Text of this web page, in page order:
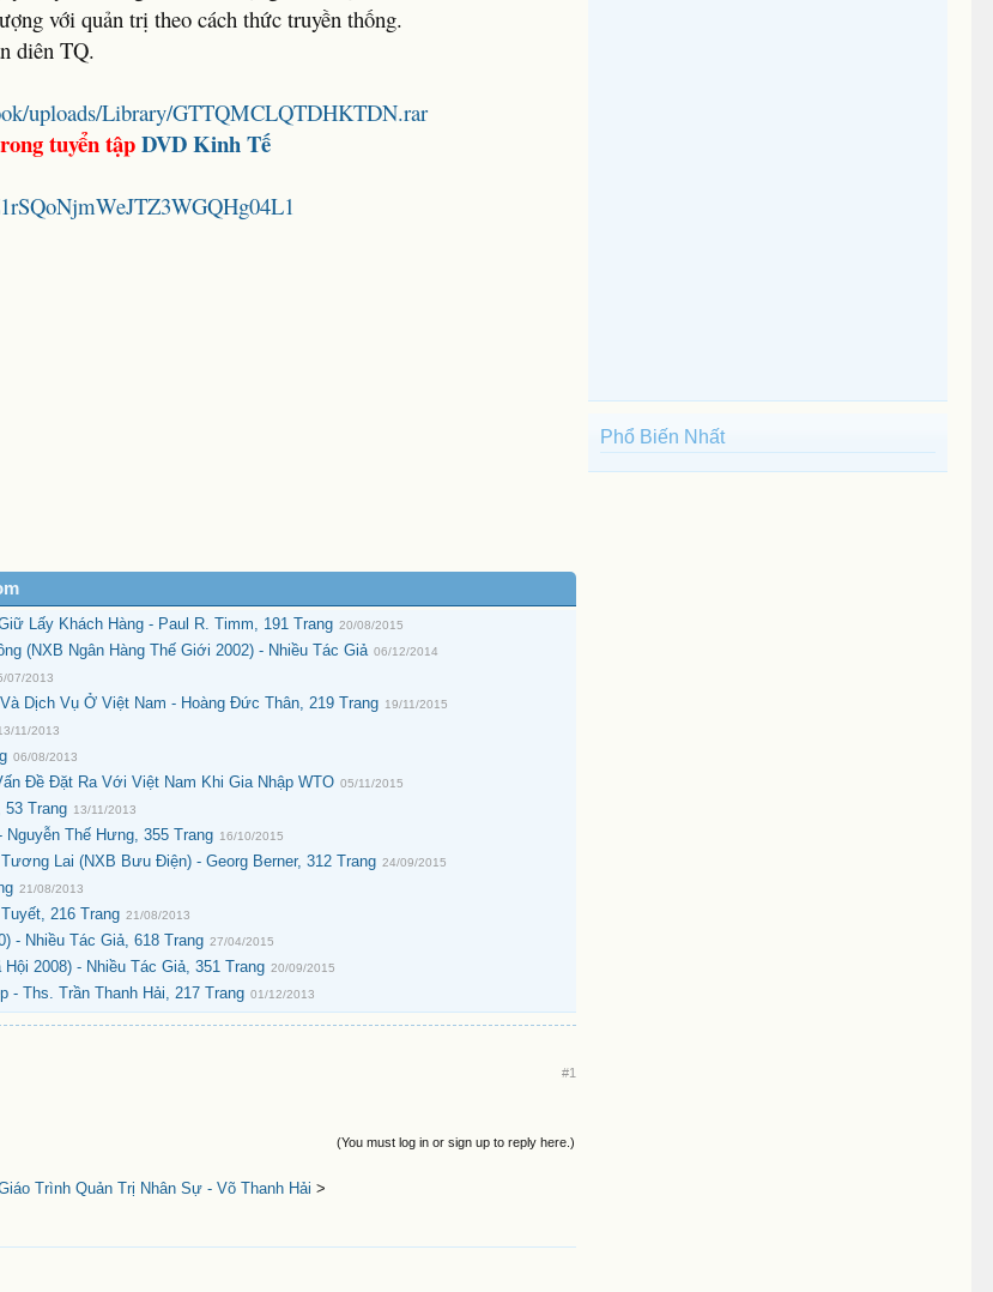
với quản trị theo cách thức truyền thống.
diên TQ.
uploads/Library/GTTQMCLQTDHKTDN.rar
tuyển tậpDVD Kinh Tế
Lấy Khách Hàng - Paul R. Timm, 191 Trang 20/08/2015
(NXB Ngân Hàng Thế Giới 2002) - Nhiều Tác Giả 06/12/2014
07/2013
Dịch Vụ Ở Việt Nam - Hoàng Đức Thân, 219 Trang 19/11/2015
11/2013
06/08/2013
Đề Đặt Ra Với Việt Nam Khi Gia Nhập WTO 05/11/2015
53 Trang 13/11/2013
Nguyễn Thế Hưng, 355 Trang 16/10/2015
Lai (NXB Bưu Điện) - Georg Berner, 312 Trang 24/09/2015
21/08/2013
216 Trang 21/08/2013
- Nhiều Tác Giả, 618 Trang 27/04/2015
2008) - Nhiều Tác Giả, 351 Trang 20/09/2015
- Ths. Trần Thanh Hải, 217 Trang 01/12/2013
#1
(You must log in or sign up to reply here.)
Trình Quản Trị Nhân Sự - Võ Thanh Hải >
Phổ Biến Nhất